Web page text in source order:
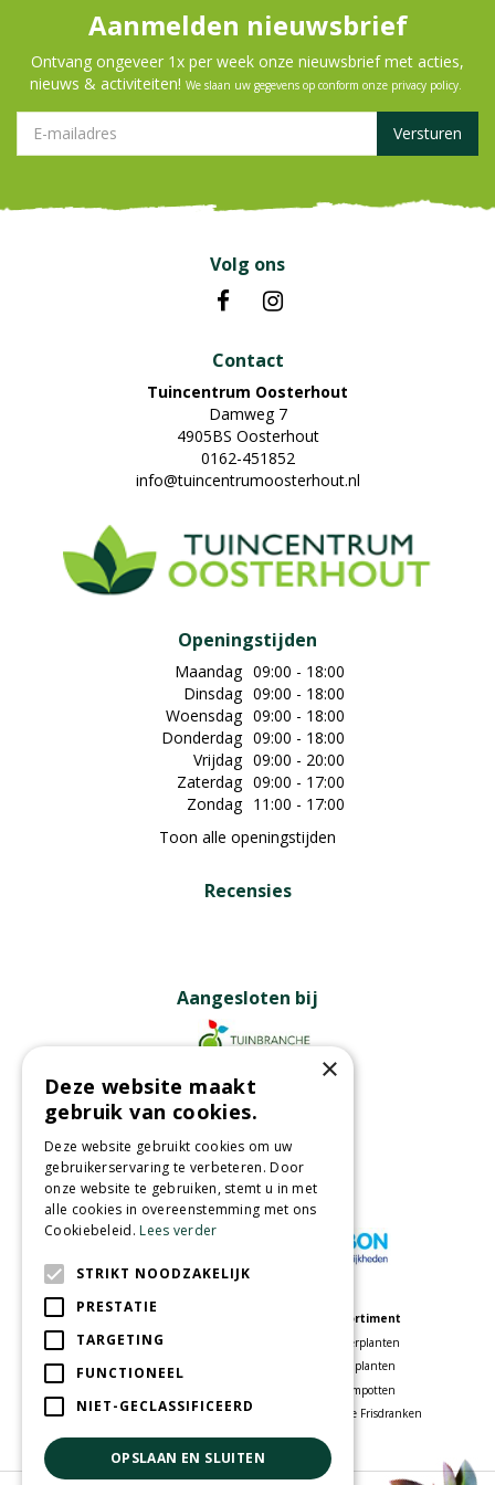
Aanmelden nieuwsbrief
Ontvang ongeveer 1x per week onze nieuwsbrief met acties,
nieuws & activiteiten! We slaan uw gegevens op conform onze privacy policy.
Volg ons
Contact
Tuincentrum Oosterhout
Damweg 7
4905BS Oosterhout
0162-451852
info@tuincentrumoosterhout.nl
Openingstijden
Maandag 09:00 - 18:00
Dinsdag 09:00 - 18:00
Woensdag 09:00 - 18:00
Donderdag 09:00 - 18:00
Vrijdag 09:00 - 20:00
Zaterdag 09:00 - 17:00
Zondag 11:00 - 17:00
Toon alle openingstijden
Recensies
Aangesloten bij
Partners
Wij accepteren
Tuincentrum
Speelparadijs
Woonwinkel
Assortiment
Kamerplanten
Tuinplanten
Bloempotten
Voordelige Frisdranken
×
Deze website maakt
gebruik van cookies.
Deze website gebruikt cookies om uw
gebruikerservaring te verbeteren. Door
onze website te gebruiken, stemt u in met
alle cookies in overeenstemming met ons
Cookiebeleid.Lees verder
STRIKT NOODZAKELIJK
PRESTATIE
TARGETING
FUNCTIONEEL
NIET-GECLASSIFICEERD
OPSLAAN EN SLUITEN